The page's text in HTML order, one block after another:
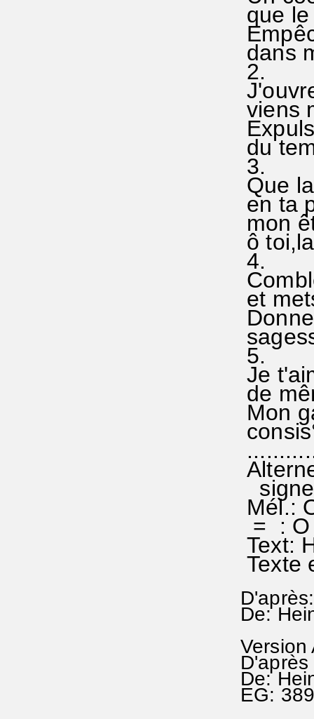
que
dans
2.
viens
du
3.
Que
en ta
mon
ô
4.
et
5.
Je
de
Mon
Mél.:
= : O
Text:
Texte
De:
Version
D'après
De:
EG: